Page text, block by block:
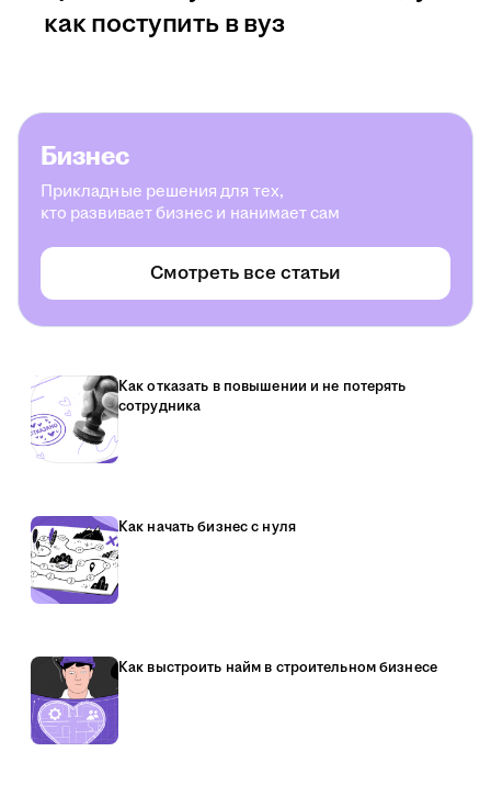
как поступить в вуз
Бизнес
Прикладные решения для тех,
кто развивает бизнес и нанимает сам
Смотреть все статьи
Как отказать в повышении и не потерять
сотрудника
Как начать бизнес с нуля
Как выстроить найм в строительном бизнесе